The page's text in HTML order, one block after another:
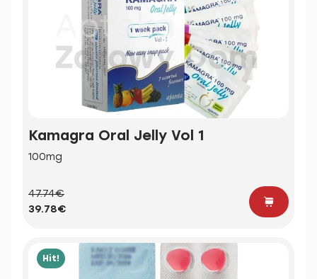
Kamagra Oral Jelly Vol 1
100mg
47.74€
39.78€
Hit!